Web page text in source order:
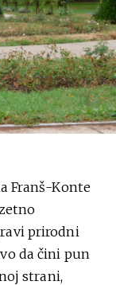
Franš-Konte
prirodni
da čini pun
strani,